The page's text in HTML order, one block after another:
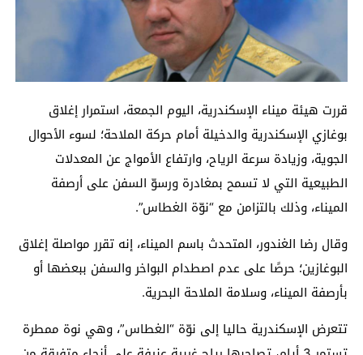
قررت هيئة ميناء الإسكندرية، اليوم الجمعة، استمرار إغلاق
بوغازي الإسكندرية والدخيلة أمام حركة الملاحة؛ لسوء الأحوال
الجوية، وزيادة سرعة الرياح، وارتفاع الأمواج عن المعدلات
الطبيعية التي لا تسمح بمغادرة ورسوّ السفن على أرصفة
الميناء، وذلك بالتزامن مع “نوّة الغطاس”.
وقال رضا الغندور، المتحدث باسم الميناء، إنه تقرر مواصلة إغلاق
البوغازين؛ حرصًا على عدم اصطدام البواخر والسفن ببعضها أو
بأرصفة الميناء، وسلامة الملاحة البحرية.
تتعرض الإسكندرية حاليا إلى نوّة “الغطاس”، وهي نوة ممطرة